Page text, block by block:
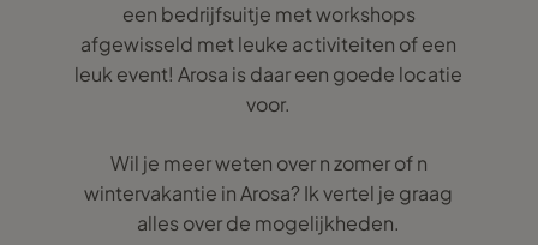
een bedrijfsuitje met workshops
afgewisseld met leuke activiteiten of een
leuk event! Arosa is daar een goede locatie
voor.
Wil je meer weten over n zomer of n
wintervakantie in Arosa? Ik vertel je graag
alles over de mogelijkheden.